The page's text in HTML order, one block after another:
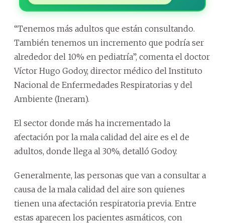
“Tenemos más adultos que están consultando.
También tenemos un incremento que podría ser
alrededor del 10% en pediatría”, comenta el doctor
Víctor Hugo Godoy, director médico del Instituto
Nacional de Enfermedades Respiratorias y del
Ambiente (Ineram).
El sector donde más ha incrementado la
afectación por la mala calidad del aire es el de
adultos, donde llega al 30%, detalló Godoy.
Generalmente, las personas que van a consultar a
causa de la mala calidad del aire son quienes
tienen una afectación respiratoria previa. Entre
estas aparecen los pacientes asmáticos, con